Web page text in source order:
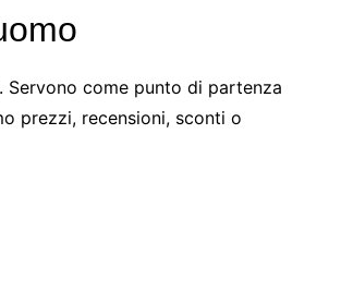
come punto di partenza
prezzi, recensioni, sconti o